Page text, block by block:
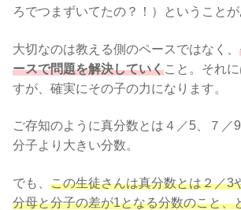
ろでつまずいてたの？！）ということが
大切なのは教える側のペースではなく、
ースで問題を解決していくこと。それ
すが、確実にその子の力になります。
ご存知のように真分数とは４／5、７／
分子より大きい分数。
でも、 この生徒さんは真分数とは２／3
分母と分子の差が1となる分数のこと、